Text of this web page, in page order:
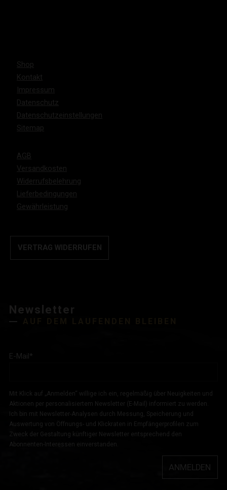
Shop
Kontakt
Impressum
Datenschutz
Datenschutzeinstellungen
Sitemap
AGB
Versandkosten
Widerrufsbelehrung
Lieferbedingungen
Gewährleistung
VERTRAG WIDERRUFEN
Newsletter
E-Mail*
Mit Klick auf „Anmelden“ willige ich ein, regelmäßig über Neuigkeiten und
Aktionen per personalisiertem Newsletter (E-Mail) informiert zu werden.
Ich bin mit Newsletter-Analysen durch Messung, Speicherung und
Auswertung von Öffnungs- und Klickraten in Empfängerprofilen zum
Zweck der Gestaltung künftiger Newsletter entsprechend den
Abonnenten-Interessen einverstanden.
ANMELDEN